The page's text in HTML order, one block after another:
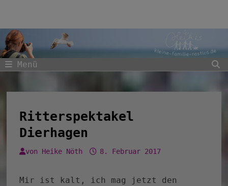
springen
Menü
Ritterspektakel
Dierhagen
von Heike Nöth 8. Februar 2017
Mir ist kalt, ich mag jetzt den